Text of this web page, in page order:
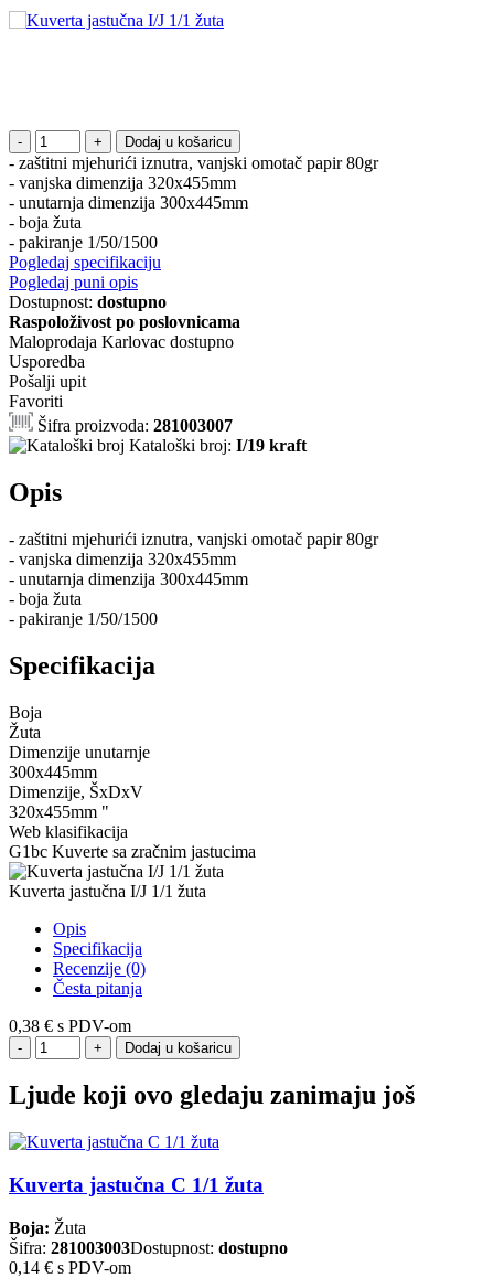
Dodaj u košaricu
- zaštitni mjehurići iznutra, vanjski omotač papir 80gr
- vanjska dimenzija 320x455mm
- unutarnja dimenzija 300x445mm
- boja žuta
- pakiranje 1/50/1500
Pogledaj specifikaciju
Pogledaj puni opis
Dostupnost: dostupno
Raspoloživost po poslovnicama
Maloprodaja Karlovac dostupno
Usporedba
Pošalji upit
Favoriti
Šifra proizvoda: 281003007
Kataloški broj: I/19 kraft
Opis
- zaštitni mjehurići iznutra, vanjski omotač papir 80gr
- vanjska dimenzija 320x455mm
- unutarnja dimenzija 300x445mm
- boja žuta
- pakiranje 1/50/1500
Specifikacija
Boja
Žuta
Dimenzije unutarnje
300x445mm
Dimenzije, ŠxDxV
320x455mm "
Web klasifikacija
G1bc Kuverte sa zračnim jastucima
Kuverta jastučna I/J 1/1 žuta
Opis
Specifikacija
Recenzije (0)
Česta pitanja
0,38 € s PDV-om
Dodaj u košaricu
Ljude koji ovo gledaju zanimaju još
Kuverta jastučna C 1/1 žuta
Boja: Žuta
Šifra: 281003003Dostupnost: dostupno
0,14 € s PDV-om